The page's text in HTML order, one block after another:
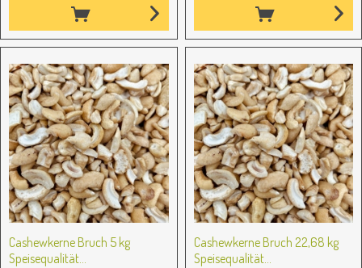
Cashewkerne Bruch 5 kg
Speisequalität...
Cashewkerne Bruch 22,68 kg
Speisequalität...